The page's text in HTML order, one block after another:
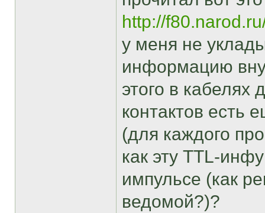
http://
у меня не
информацию
этого в
контактов есть
(для каждого
как эту TTL-
импульсе (как
ведомой?)?